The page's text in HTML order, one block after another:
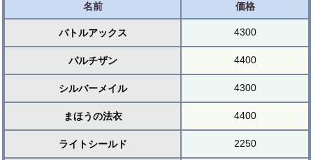
名前 価格
バトルアックス 4300
パルチザン 4400
シルバーメイル 4300
まほうの法衣 4400
ライトシールド 2250